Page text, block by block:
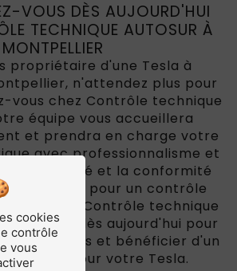
VOUS DÈS AUJOURD'HUI
TECHNIQUE AUTOSUR À
propriétaire d'une Tesla à
n'attendez plus pour
vous chez Contrôle technique
équipe vous accueillera
et prendra en charge votre
avec professionnalisme et
la sécurité et la conformité
en optant pour un contrôle
chez Contrôle technique
nous dès aujourd'hui pour
rendez-vous et bénéficier d'un
pour votre Tesla.
cookies
contrôle
vous